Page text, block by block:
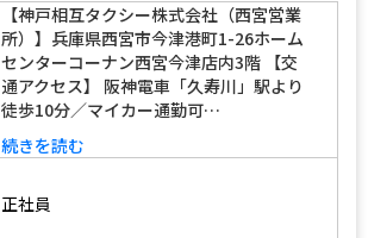
【神戸相互タクシー株式会社（西宮営業
所）】兵庫県西宮市今津港町1-26ホーム
センターコーナン西宮今津店内3階 【交
通アクセス】 阪神電車「久寿川」駅より
徒歩10分／マイカー通勤可…
続きを読む
正社員